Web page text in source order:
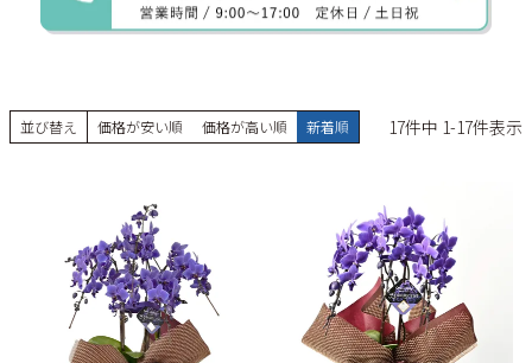
並び替え 価格が安い順 価格が高い順 新着順 17件中 1-17件表示